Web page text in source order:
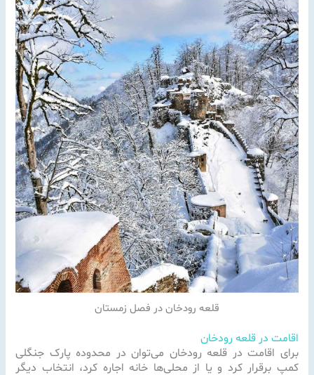
قلعه رودخان در فصل زمستان
اقامت در قلعه رودخان
برای اقامت در قلعه رودخان می‌توان در محدوده پارک جنگلی
کمپ برقرار کرد و یا از محلی‌ها خانه اجاره کرد، انتخاب دیگر